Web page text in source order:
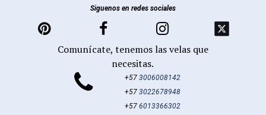
Siguenos en redes sociales
  
Comunícate, tenemos las velas que
necesitas.
 +573006008142
+573022678948
+576013366302